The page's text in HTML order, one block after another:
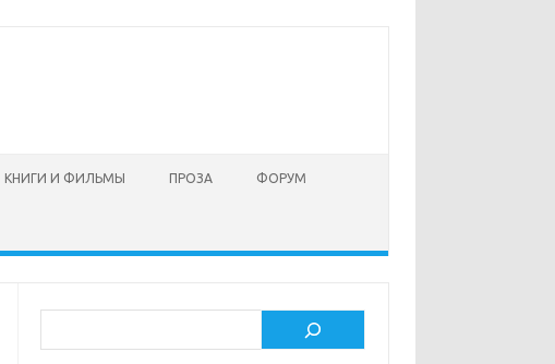
КНИГИ И ФИЛЬМЫ ПРОЗА ФОРУМ